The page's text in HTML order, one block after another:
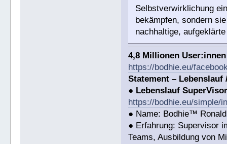
Selbstverwirklichung
bekämpfen, sondern
nachhaltige,
4,8 Millionen
https://bodhie.eu/
Statement –
● Lebenslauf
https://bodhie.eu/simple/
● Name: Bodhie™
● Erfahrung: Supervisor
Teams, Ausbildung von